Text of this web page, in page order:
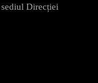
Direcției